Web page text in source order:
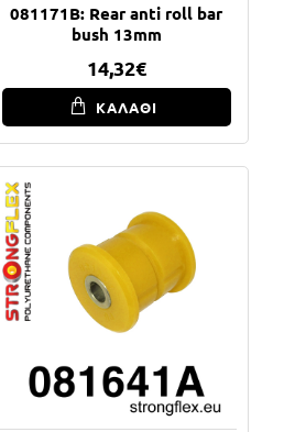
081171B: Rear anti roll bar
bush 13mm
14,32€
ΚΑΛΑΘΙ